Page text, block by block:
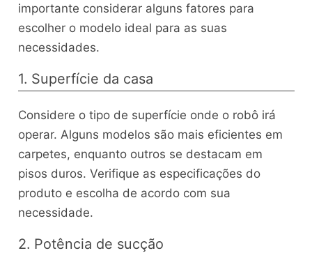
importante considerar alguns fatores para
escolher o modelo ideal para as suas
necessidades.
1. Superfície da casa
Considere o tipo de superfície onde o robô irá
operar. Alguns modelos são mais eficientes em
carpetes, enquanto outros se destacam em
pisos duros. Verifique as especificações do
produto e escolha de acordo com sua
necessidade.
2. Potência de sucção